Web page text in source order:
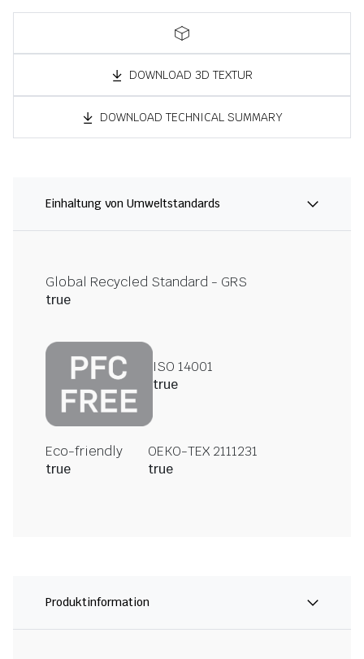
DOWNLOAD 3D TEXTUR
DOWNLOAD TECHNICAL SUMMARY
Einhaltung von Umweltstandards
Global Recycled Standard - GRS
true
ISO 14001
true
Eco-friendly
true
OEKO-TEX 2111231
true
Produktinformation